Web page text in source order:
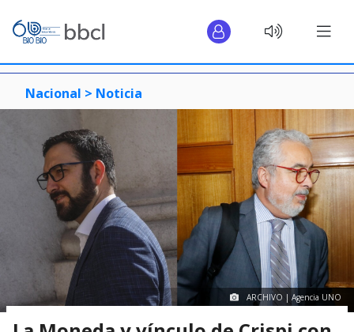
Nacional > Noticia
ARCHIVO | Agencia UNO